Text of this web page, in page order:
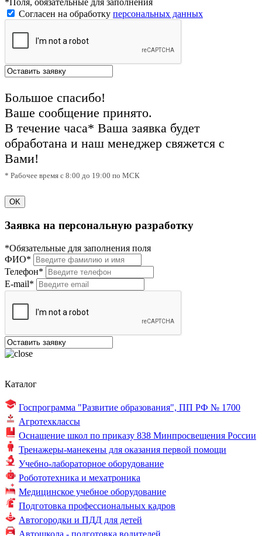
*Поля, обязательные для заполнения
Согласен на обработку персональных данных
Большое спасибо!
Ваше сообщение принято.
В течение часа* Ваша заявка будет
обработана и наш менеджер свяжется с
Вами!
* Рабочее время с 8:00 до 19:00 по МСК
OK
Заявка на персональную разработку
*Обязательные для заполнения поля
ФИО*
Телефон*
E-mail*
Каталог
Госпрограмма "Развитие образования", ПП РФ № 1700
Агротехклассы
Оснащение школ по приказу 838 Минпросвещения России
Тренажеры-манекены для оказания первой помощи
Учебно-лабораторное оборудование
Робототехника и мехатроника
Медицинское учебное оборудование
Подготовка профессиональных кадров
Автогородки и ПДД для детей
Автошкола - подготовка водителей